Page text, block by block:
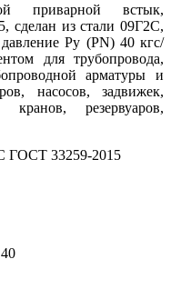
приварной встык,
сделан из стали 09Г2С,
Ру (PN) 40 кгс/
для трубопровода,
арматуры и
насосов, задвижек,
резервуаров,
ГОСТ 33259-2015